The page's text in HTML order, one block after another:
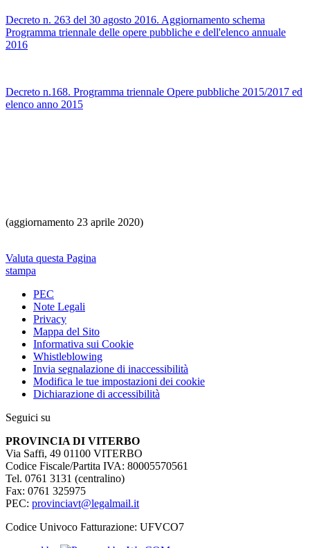
Decreto n. 263 del 30 agosto 2016. Aggiornamento schema
Programma triennale delle opere pubbliche e dell'elenco annuale
2016
Decreto n.168. Programma triennale Opere pubbliche 2015/2017 ed
elenco anno 2015
(aggiornamento 23 aprile 2020)
Valuta questa Pagina
stampa
PEC
Note Legali
Privacy
Mappa del Sito
Informativa sui Cookie
Whistleblowing
Invia segnalazione di inaccessibilità
Modifica le tue impostazioni dei cookie
Dichiarazione di accessibilità
Seguici su
PROVINCIA DI VITERBO
Via Saffi, 49 01100 VITERBO
Codice Fiscale/Partita IVA: 80005570561
Tel. 0761 3131 (centralino)
Fax: 0761 325975
PEC: provinciavt@legalmail.it
Codice Univoco Fatturazione: UFVCO7